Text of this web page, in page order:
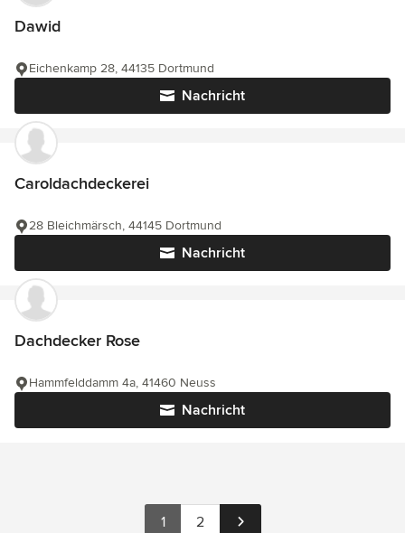
Dawid
Nachricht
Eichenkamp 28, 44135 Dortmund
Caroldachdeckerei
Nachricht
28 Bleichmärsch, 44145 Dortmund
Dachdecker Rose
Nachricht
Hammfelddamm 4a, 41460 Neuss
1 2